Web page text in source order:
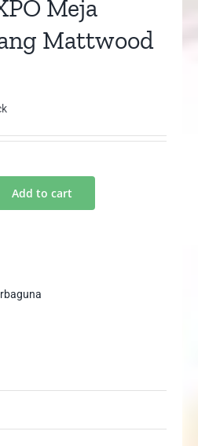
Meja
Mattwood
Add to cart